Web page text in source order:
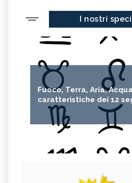
I nostri
Fuoco, Terra, Aria,
caratteristiche dei 12